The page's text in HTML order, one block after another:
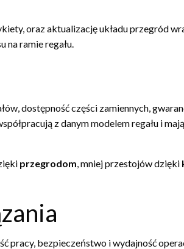
oraz aktualizację układu przegród
ramie regału.
dostępność części zamiennych,
z danym modelem regału i mają
przegrodom, mniej przestojów dzięki
pracy, bezpieczeństwo i wydajność